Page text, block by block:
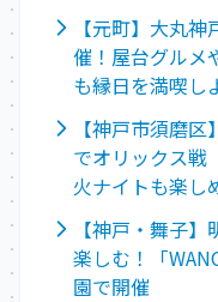
【元町】大丸
催！屋台グルメ
も縁日を満喫し
【神戸市須磨
でオリックス戦
火ナイトも楽し
【神戸・舞子
楽しむ！「
園で開催